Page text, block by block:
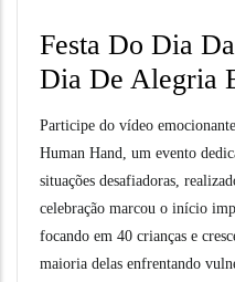
Festa Do Dia
Dia De Alegria
Participe do vídeo
Human Hand, um evento
situações desafiadoras,
celebração marcou o início
focando em 40 crianças e
maioria delas enfrentando